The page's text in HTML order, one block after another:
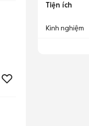
Tiện ích
Kinh nghiệm